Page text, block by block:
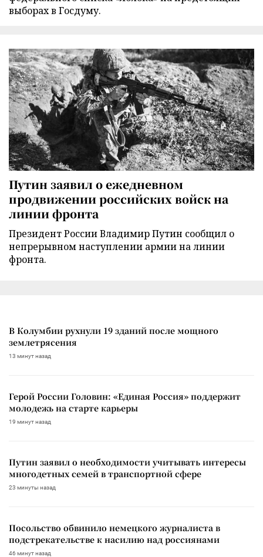
выборах в Госдуму.
Путин заявил о ежедневном
продвижении российских войск на
линии фронта
Президент России Владимир Путин сообщил о
непрерывном наступлении армии на линии
фронта.
В Колумбии рухнули 19 зданий после мощного
землетрясения
13 минут назад
Герой России Головин: «Единая Россия» поддержит
молодежь на старте карьеры
19 минут назад
Путин заявил о необходимости учитывать интересы
многодетных семей в транспортной сфере
23 минуты назад
Посольство обвинило немецкого журналиста в
подстрекательстве к насилию над россиянами
46 минут назад